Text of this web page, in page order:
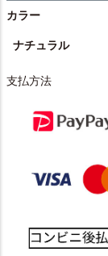
カラー
ナチュラル
支払方法